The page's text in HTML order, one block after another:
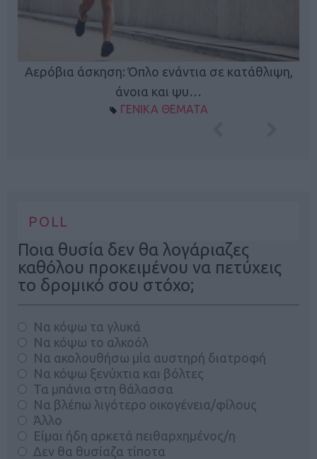
Αερόβια άσκηση: Όπλο ενάντια σε κατάθλιψη,
άνοια και ψυ…
ΓΕΝΙΚΑ ΘΕΜΑΤΑ
POLL
Ποια θυσία δεν θα λογάριαζες
καθόλου προκειμένου να πετύχεις
το δρομικό σου στόχο;
Να κόψω τα γλυκά
Να κόψω το αλκοόλ
Να ακολουθήσω μία αυστηρή διατροφή
Να κόψω ξενύχτια και βόλτες
Τα μπάνια στη θάλασσα
Να βλέπω λιγότερο οικογένεια/φίλους
Άλλο
Είμαι ήδη αρκετά πειθαρχημένος/η
Δεν θα θυσίαζα τίποτα